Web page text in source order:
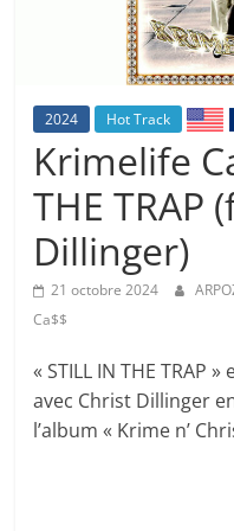
2024 Hot Track
Krimelife
THE TRAP
Dillinger)
21 octobre 2024
Ca$$
« STILL IN THE TRAP
avec Christ Dillinger
l’album « Krime n’